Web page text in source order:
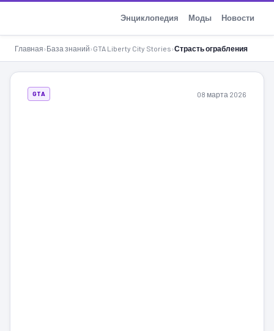
Энциклопедия Моды Новости
Главная›База знаний›GTA Liberty City Stories›Страсть ограбления
GTA 08 марта 2026